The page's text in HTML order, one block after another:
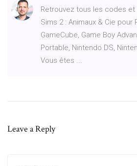
Retrouvez tous les codes
Sims 2 : Animaux & Cie pour
GameCube, Game Boy
Portable, Nintendo DS,
Vous êtes ...
Leave a Reply